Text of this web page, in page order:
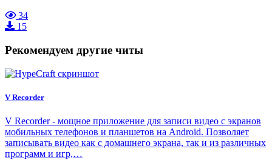
34
15
Рекомендуем другие читы
V Recorder
V Recorder - мощное приложение для записи видео с экранов
мобильных телефонов и планшетов на Android. Позволяет
записывать видео как с домашнего экрана, так и из различных
программ и игр,…